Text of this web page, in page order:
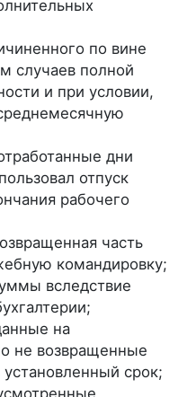
по вине
случаев полной
и при условии,
дни
отпуск
рабочего
часть
командировку;
вследствие
на
не возвращенные
срок;